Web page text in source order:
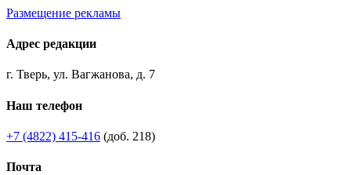
Размещение рекламы
Адрес редакции
г. Тверь, ул. Вагжанова, д. 7
Наш телефон
+7 (4822) 415-416 (доб. 218)
Почта